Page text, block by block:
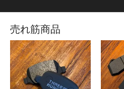
売れ筋商品